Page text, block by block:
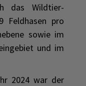
das Wildtier-
Feldhasen pro
sowie im
und im
2024 war der